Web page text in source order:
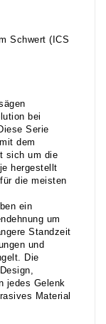
Schwert (ICS
bei
Serie
dem
sich um die
hergestellt
die meisten
ein
um
Standzeit
und
Die
jedes Gelenk
Material